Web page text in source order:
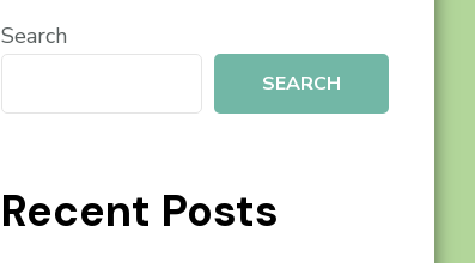
Search
SEARCH
Recent Posts